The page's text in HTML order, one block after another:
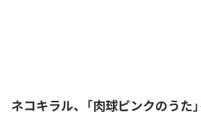
ネコキラル、「肉球ピンクのうた